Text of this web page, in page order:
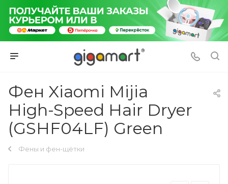
Фен Xiaomi Mijia
High-Speed Hair Dryer
(GSHF04LF) Green
Фены и фен-щётки